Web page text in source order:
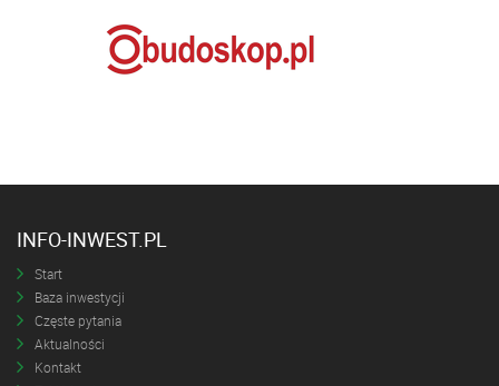
INFO-INWEST.PL
Start
Baza inwestycji
Częste pytania
Aktualności
Kontakt